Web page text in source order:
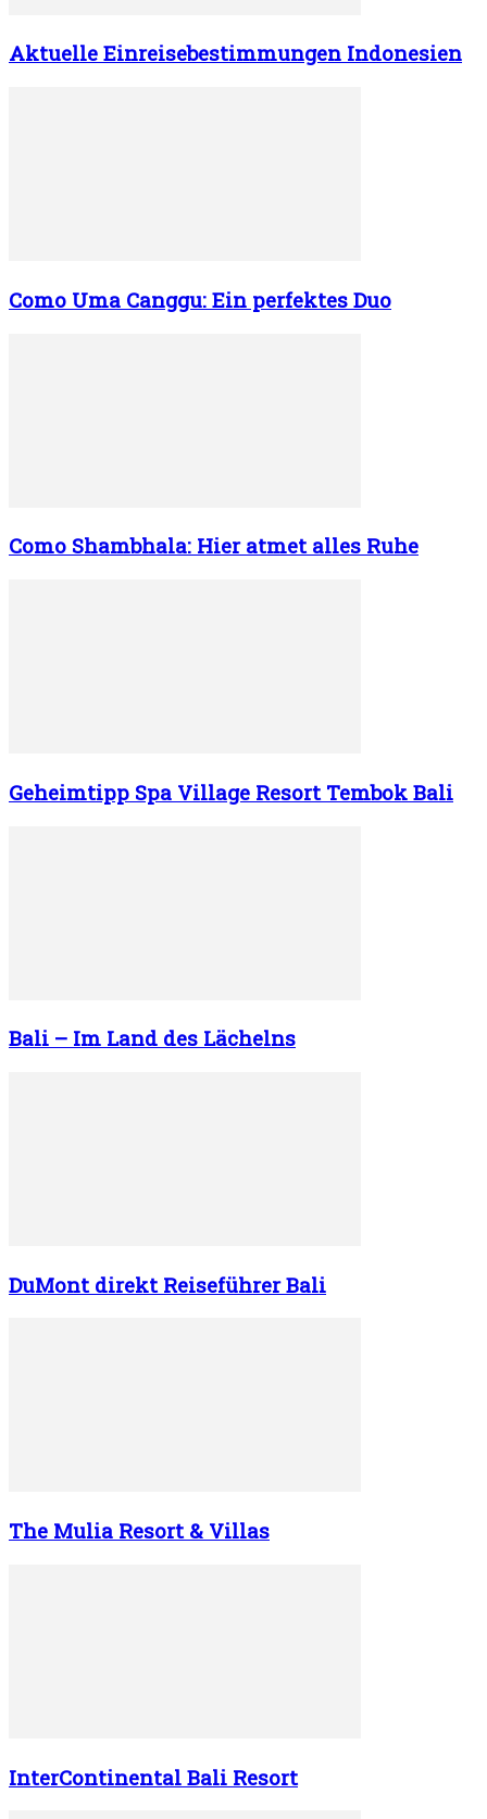
Aktuelle Einreisebestimmungen Indonesien
Como Uma Canggu: Ein perfektes Duo
Como Shambhala: Hier atmet alles Ruhe
Geheimtipp Spa Village Resort Tembok Bali
Bali – Im Land des Lächelns
DuMont direkt Reiseführer Bali
The Mulia Resort & Villas
InterContinental Bali Resort